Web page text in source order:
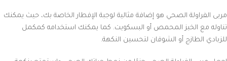
مربى الفراولة الصحي هو إضافة مثالية لوجبة الإفطار الخاصة بك، حيث يمكنك
تناوله مع الخبز المحمص أو البسكويت. كما يمكنك استخدامه كمكمل
للزبادي الطازج أو الشوفان لتحسين النكهة.